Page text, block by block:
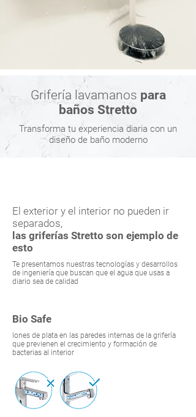
Grifería lavamanos para
baños Stretto
Transforma tu experiencia diaria con un
diseño de baño moderno
El exterior y el interior no pueden ir
separados,
las griferías Stretto son ejemplo de
esto
Te presentamos nuestras tecnologías y desarrollos
de ingeniería que buscan que el agua que usas a
diario sea de calidad
Bio Safe
Iones de plata en las paredes internas de la grifería
que previenen el crecimiento y formación de
bacterias al interior